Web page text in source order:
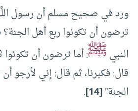
ورد في صحيح مسلم أن رسول
ترضون أن تكونوا ربع أهل الجنة؟
النبيﷺ: أما ترضون أن
قال: فكبرنا، ثم قال: إني لأرجو
الجنة”[14]
.